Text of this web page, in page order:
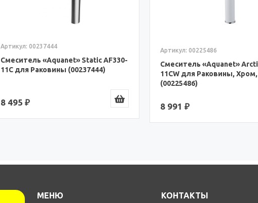
Артикул: 00237444
Смеситель «Aquanet» Static AF330-
11С для Раковины (00237444)
8 495 ₽
Артикул: 00225486
Смеситель «Aquanet»
11СW для Раковины,
(00225486)
8 991 ₽
МЕНЮ КОНТАКТЫ